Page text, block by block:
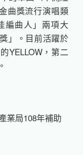
曲獎流行演唱類
編曲人」兩項大
」。目前活躍於
YELLOW，第二
業局108年補助